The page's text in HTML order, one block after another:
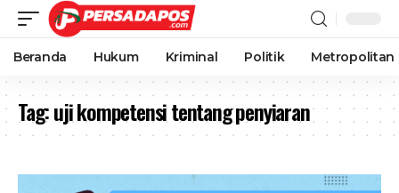
Beranda Hukum Kriminal Politik Metropolitan
Tag:uji kompetensi tentang penyiaran